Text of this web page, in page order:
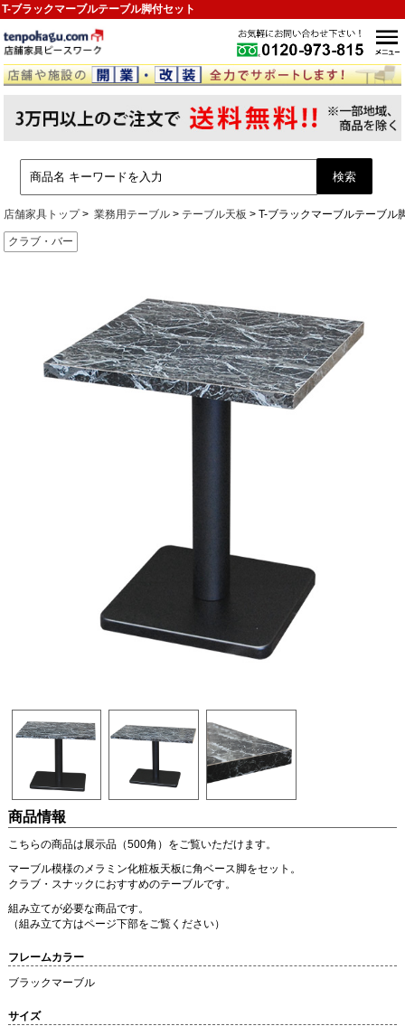
T-ブラックマーブルテーブル脚付セット
店舗家具トップ 業務用テーブル テーブル天板 T-ブラックマーブルテーブル
クラブ・バー
商品情報
こちらの商品は展示品（500角）をご覧いただけます。
マーブル模様のメラミン化粧板天板に角ベース脚をセット。
クラブ・スナックにおすすめのテーブルです。
組み立てが必要な商品です。
（組み立て方はページ下部をご覧ください）
フレームカラー
ブラックマーブル
サイズ